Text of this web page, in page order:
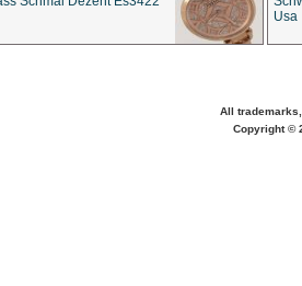
Usa
All
Copyright ©